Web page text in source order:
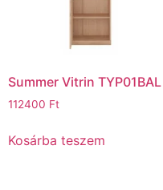
Summer Vitrin TYP01BAL
112400 Ft
Kosárba teszem